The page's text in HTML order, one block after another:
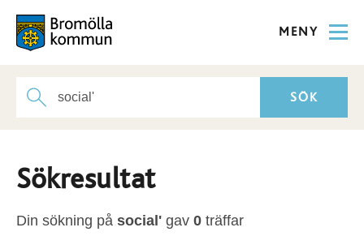
MENY
Sökresultat
Din sökning på social' gav 0 träffar